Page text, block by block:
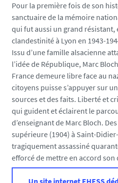
Pour la première fois de son
sanctuaire de la mémoire
qui fut aussi un grand résistant,
clandestinité à Lyon en 1943-
Issu d’une famille alsacienne
l’idée de République, Marc
France demeure libre face au
citoyens puisse s’appuyer sur
sources et des faits. Liberté et
qui guident et éclairent le
d’enseignant de Marc Bloch.
supérieure (1904) à Saint-
tragiquement assassiné
efforcé de mettre en accord son
Un site internet EHESS